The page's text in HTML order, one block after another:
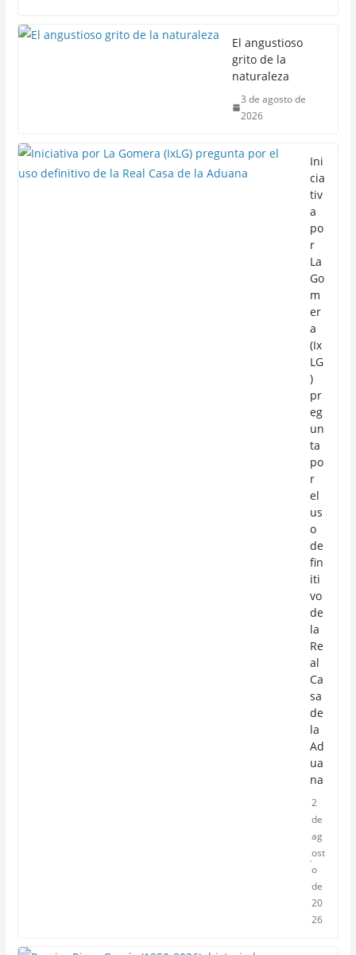
El angustioso
grito de la
naturaleza
3 de agosto de
2026
Ini
cia
tiv
a
po
r
La
Go
m
er
a
(Ix
LG
)
pr
eg
un
ta
po
r
el
us
o
de
fin
iti
vo
de
la
Re
al
Ca
sa
de
la
Ad
ua
na
2
de
ag
ost
o
de
20
26